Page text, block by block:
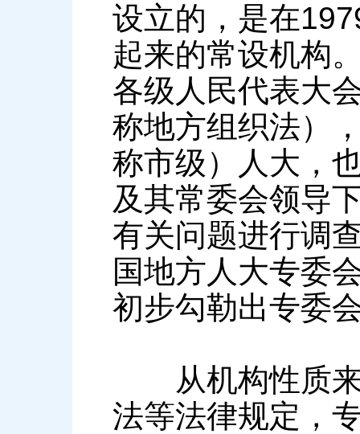
设立的，是在
起来的常设机构
各级人民代表大
称地方组织法）
称市级）人大，
及其常委会领导
有关问题进行调
国地方人大专委
初步勾勒出专委
从机构性质来
法等法律规定，